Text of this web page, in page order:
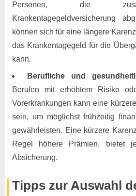
Personen, die
Krankentagegeldversicherung
können sich für eine längere
das Krankentagegeld für die
kann.
Berufliche und
Berufen mit erhöhtem Risiko
Vorerkrankungen kann eine
sein, um möglichst frühzeitig
gewährleisten. Eine kürzere
Regel höhere Prämien, bietet
Absicherung.
Tipps zur Auswahl